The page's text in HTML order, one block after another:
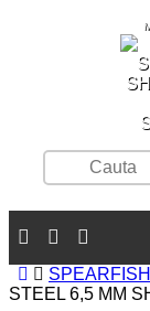
STEEL 6,5 MM